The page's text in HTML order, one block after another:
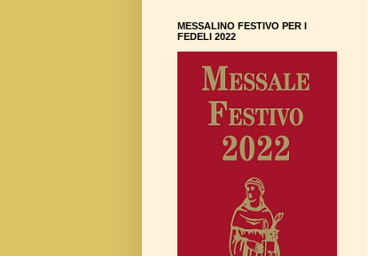
MESSALINO FESTIVO PER I
FEDELI 2022